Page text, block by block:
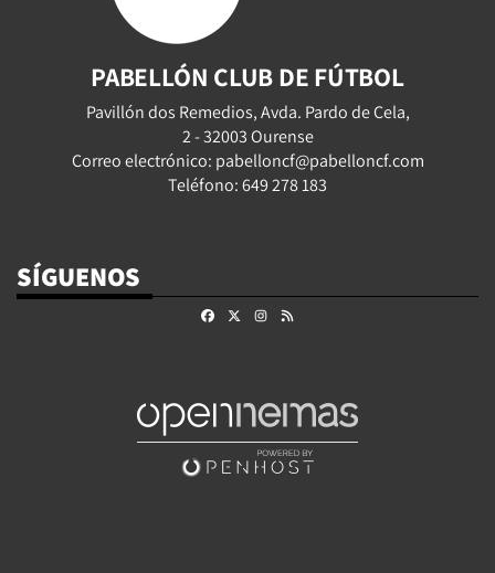
PABELLÓN CLUB DE FÚTBOL
Pavillón dos Remedios, Avda. Pardo de Cela,
2 - 32003 Ourense
Correo electrónico: pabelloncf@pabelloncf.com
Teléfono: 649 278 183
SÍGUENOS
FacebookInstagram